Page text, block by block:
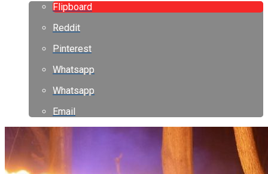
Flipboard
Reddit
Pinterest
Whatsapp
Whatsapp
Email